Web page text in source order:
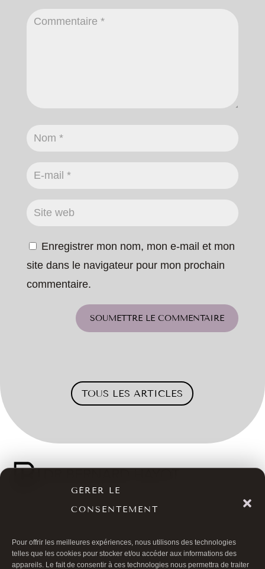
GÉRER LE
CONSENTEMENT
Pour offrir les meilleures expériences, nous utilisons des technologies
telles que les cookies pour stocker et/ou accéder aux informations des
appareils. Le fait de consentir à ces technologies nous permettra de traiter
Enregistrer mon nom, mon e-mail et mon
site dans le navigateur pour mon prochain
commentaire.
SOUMETTRE LE COMMENTAIRE
TOUS LES ARTICLES
01 40 17 00 99